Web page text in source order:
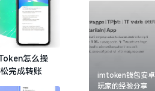
怎么操
完成转账
imtoken钱包安
玩家的经验分享